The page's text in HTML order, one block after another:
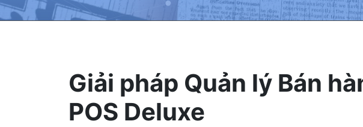
Giải pháp Quản lý Bán
POS Deluxe